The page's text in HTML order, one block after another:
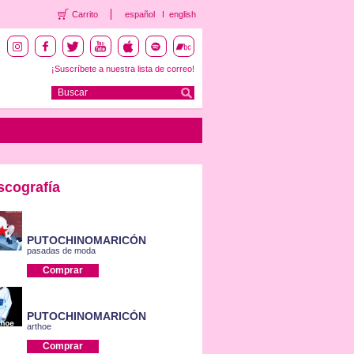
Carrito español english
¡Suscríbete a nuestra lista de correo!
PUTOCHINOMARICÓN
pasadas de moda
Comprar
PUTOCHINOMARICÓN
arthoe
Comprar